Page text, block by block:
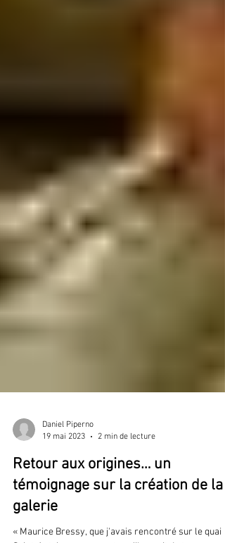
Daniel Piperno
19 mai 2023
2 min de lecture
Retour aux origines… un
témoignage sur la création de la